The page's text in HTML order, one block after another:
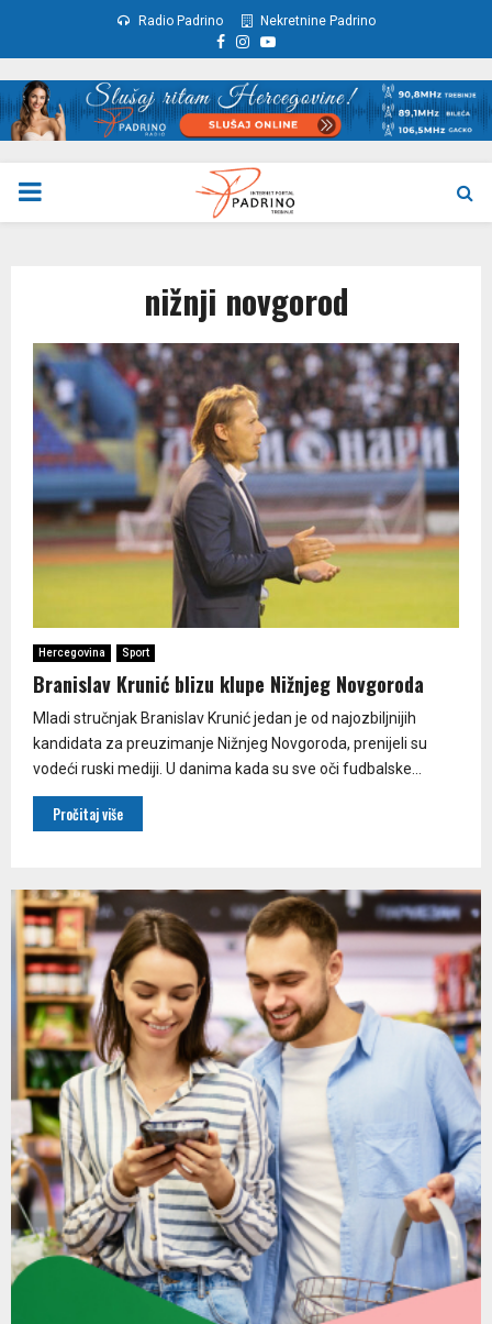
Radio Padrino Nekretnine Padrino
Facebook
Instagram
Youtube
PRIMARY
nižnji novgorod
Hercegovina Sport
Branislav Krunić blizu klupe Nižnjeg Novgoroda
Mladi stručnjak Branislav Krunić jedan je od najozbiljnijih
kandidata za preuzimanje Nižnjeg Novgoroda, prenijeli su
vodeći ruski mediji. U danima kada su sve oči fudbalske...
Pročitaj više